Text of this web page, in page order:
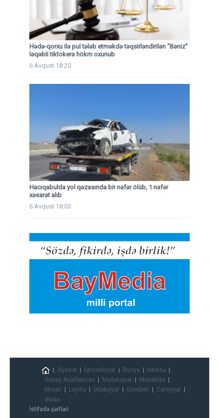
Hədə-qorxu ilə pul tələb etməkdə təqsirləndirilən "Bəniz"
ləqəbli tiktokerə hökm oxunub
6 Avqust 18:20
Hacıqabulda yol qəzasında bir nəfər ölüb, 1 nəfər
xəsarət alıb
6 Avqust 18:03
Siyasət İqtisadiyyat Dünya
Hadisə
Güney Azərbaycan
Mədəniyyət
Müsahibə
İdman
Layihə Ədəbiyyat Gündəm
Cəmiyyət
Əlaqə
İstifadə şərtləri